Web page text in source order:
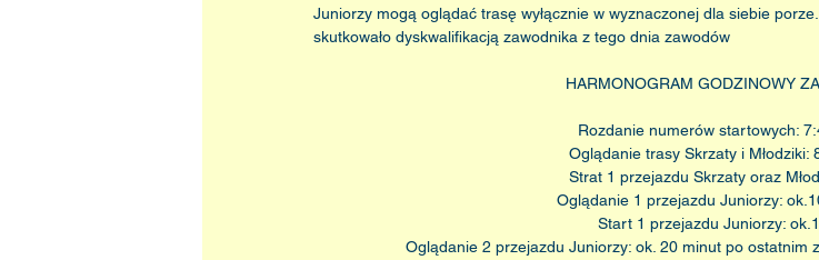
Juniorzy mogą oglądać trasę wyłącznie w wyznaczonej dla siebie
skutkowało dyskwalifikacją zawodnika z tego dnia zawodów
HARMONOGRAM GODZINOWY
Rozdanie numerów startowych:
Oglądanie trasy Skrzaty i Młodziki:
Strat 1 przejazdu Skrzaty oraz
Oglądanie 1 przejazdu Juniorzy:
Start 1 przejazdu Juniorzy:
Oglądanie 2 przejazdu Juniorzy: ok. 20 minut po ostatnim